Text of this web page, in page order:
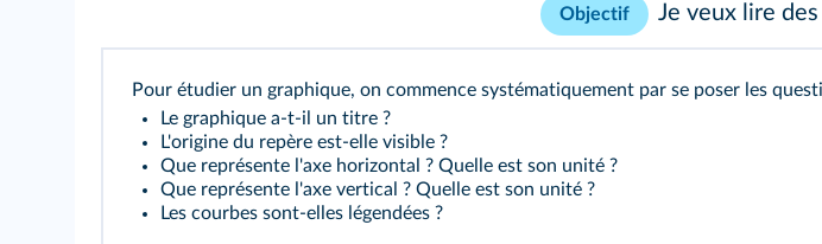
Objectif Je veux lire
Pour étudier un graphique, on commence systématiquement par se poser les
Le graphique a-t-il un titre ?
L'origine du repère est-elle visible ?
Que représente l'axe horizontal ? Quelle est son unité ?
Que représente l'axe vertical ? Quelle est son unité ?
Les courbes sont-elles légendées ?